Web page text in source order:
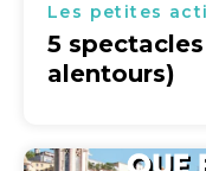
Les petites
5
alentours)